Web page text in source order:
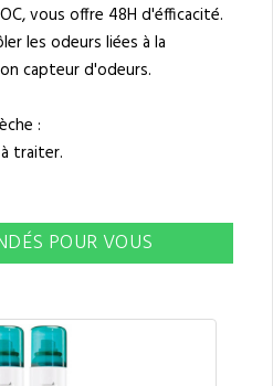
vous offre 48H d'éfficacité.
les odeurs liées à la
capteur d'odeurs.
:
traiter.
POUR VOUS